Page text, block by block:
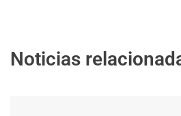
Noticias